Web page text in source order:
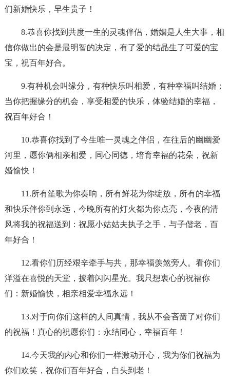
们新婚快乐，早生贵子！
8.恭喜你找到共度一生的灵魂伴侣，婚姻是人生大事，相
信你做出的会是最明智的决定，有了爱的结晶生了可爱的宝
宝，祝百年好合。
9.有种机会叫缘分，有种快乐叫相爱，有种幸福叫结婚；
当你把握缘分的机会，享受相爱的快乐，体验结婚的幸福，
祝百年好合！
10.恭喜你找到了今生唯一灵魂之伴侣，在往后的幽幽爱
河里，愿你俩相亲相爱，同心同德，培育幸福的花朵，祝新
婚愉快！
11.所有笙歌为你奏响，所有鲜花为你绽放，所有的幸福
和快乐伴你到永远，今晚所有的灯火都为你点亮，今夜的清
风将我的祝福送到：祝愿小姑姑夫执子之手，与子偕老，百
年好合！
12.看你们历经艰辛牵手与共，那幸福羡煞旁人。看你们
洋溢在喜悦的天堂，披着闪闪星光。我只想衷心的祝福你
们：新婚愉快，相亲相爱幸福永远！
13.对于向你们这样的人间真情，我从不会吝啬了对你们
的祝福！真心的祝愿你们：永结同心，幸福百年！
14.今天我的内心和你们一样激动开心，我为你们祝福为
你们欢笑，祝你们百年好合，白头到老！